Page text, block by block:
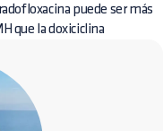
puede ser más
que la doxiciclina